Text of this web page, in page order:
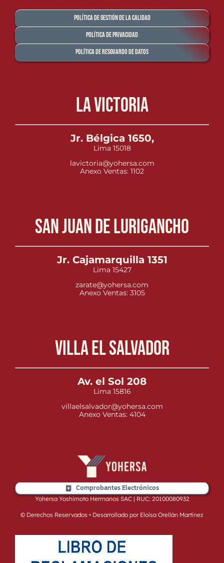
Política de Gestión de la Calidad
Política de Privacidad
Política de Resguardo de Datos
La Victoria
Jr. Bélgica 1650,
Lima 15018
lavictoria@yohersa.com
Anexo Ventas: 1102
San Juan de Lurigancho
Jr. Cajamarquilla 1351
Lima 15427
zarate@yohersa.com
Anexo Ventas: 3105
Villa el Salvador
Av. el Sol 208
Lima 15816
villaelsalvador@yohersa.com
Anexo Ventas: 4104
Comprobantes Electrónicos
Yohersa Yoshimoto Hermanos SAC | RUC: 20100080932
© Derechos Reservados • Desarrollado por Eloisa Orellán Martínez